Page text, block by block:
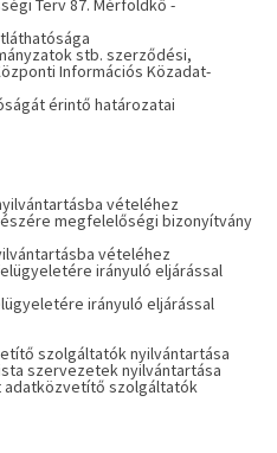
Terv 87. Mérföldkő -
stb. szerződési,
Információs Közadat-
érintő határozatai
vételéhez
megfelelőségi bizonyítvány
vételéhez
irányuló eljárással
irányuló eljárással
szolgáltatók nyilvántartása
szervezetek nyilvántartása
adatközvetítő szolgáltatók